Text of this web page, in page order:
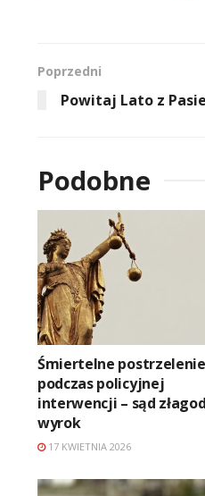
Poprzedni
Powitaj Lato z
Podobne
Śmiertelne postrzelenie
podczas policyjnej
interwencji – sąd
wyrok
17 KWIETNIA 2026